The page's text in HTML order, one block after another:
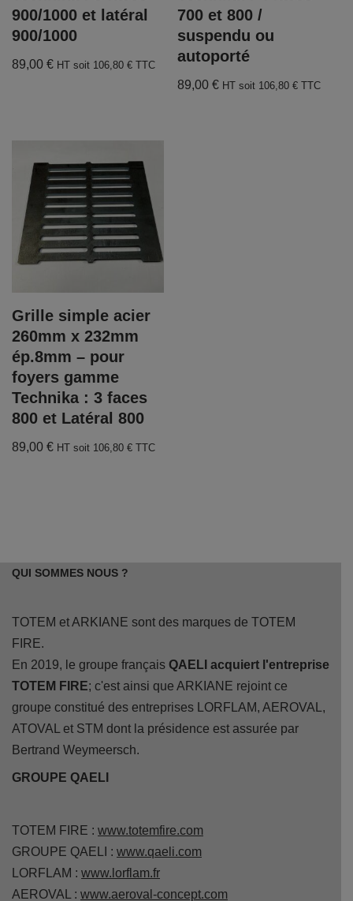
900/1000 et latéral
900/1000
89,00 € HT soit 106,80 € TTC
700 et 800 /
suspendu ou
autoporté
89,00 € HT soit 106,80 €TTC
Grille simple acier
260mm x 232mm
ép.8mm – pour
foyers gamme
Technika : 3 faces
800 et Latéral 800
89,00 € HT soit 106,80 € TTC
QUI SOMMES NOUS ?
TOTEM et ARKIANE sont des marques de TOTEM
FIRE.
En 2019, le groupe français QAELI acquiert l'entreprise
TOTEM FIRE; c'est ainsi que ARKIANE rejoint ce
groupe constitué des entreprises LORFLAM, AEROVAL,
ATOVAL et STM dont la présidence est assurée par
Bertrand Weymeersch.
GROUPE QAELI
TOTEM FIRE : www.totemfire.com
GROUPE QAELI : www.qaeli.com
LORFLAM : www.lorflam.fr
AEROVAL : www.aeroval-concept.com